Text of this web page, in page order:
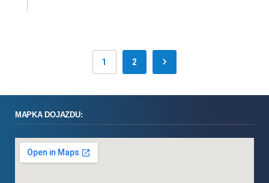
1 2
MAPKA DOJAZDU: